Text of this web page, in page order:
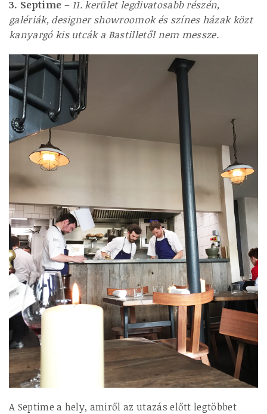
3. Septime –11. kerület legdivatosabb részén,
galériák, designer showroomok és színes házak közt
kanyargó kis utcák a Bastilletől nem messze.
A Septime a hely, amiről az utazás előtt legtöbbet